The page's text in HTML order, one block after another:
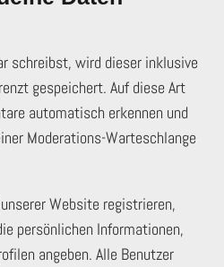
schreibst, wird dieser inklusive
gespeichert. Auf diese Art
automatisch erkennen und
Moderations-Warteschlange
Website registrieren,
persönlichen Informationen,
angeben. Alle Benutzer